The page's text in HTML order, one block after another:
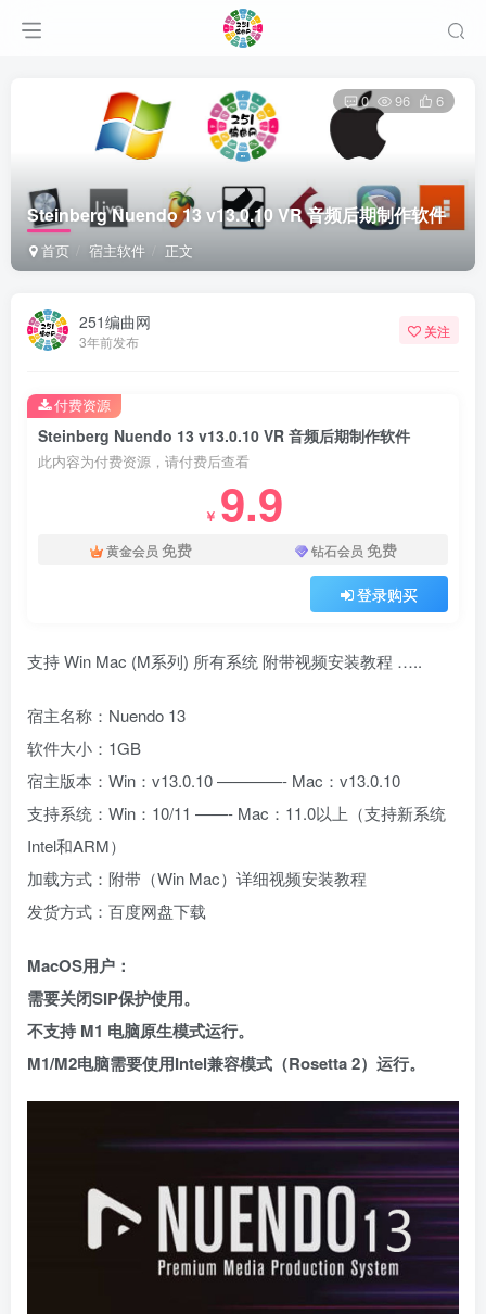
Steinberg Nuendo 13 v13.0.10 VR 音频后期制作软件
首页 宿主软件 正文
0 96 6
251编曲网
3年前发布
关注
Steinberg Nuendo 13 v13.0.10 VR 音频后期制作软件
此内容为付费资源，请付费后查看
￥ 9.9
黄金会员 免费 钻石会员 免费
登录购买
付费资源
支持 Win Mac (M系列) 所有系统 附带视频安装教程 …..
宿主名称：Nuendo 13
软件大小：1GB
宿主版本：Win：v13.0.10 ————- Mac：v13.0.10
支持系统：Win：10/11 ——- Mac：11.0以上（支持新系统
Intel和ARM）
加载方式：附带（Win Mac）详细视频安装教程
发货方式：百度网盘下载
MacOS用户：
需要关闭SIP保护使用。
不支持 M1 电脑原生模式运行。
M1/M2电脑需要使用Intel兼容模式（Rosetta 2）运行。